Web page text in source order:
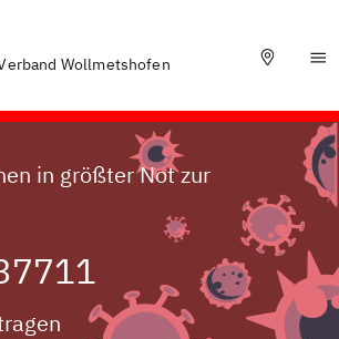
Wollmetshofen
in größter Not zur